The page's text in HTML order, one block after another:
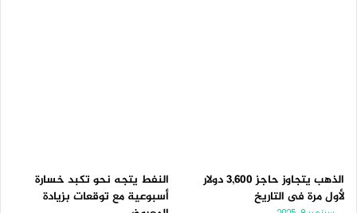
الذهب يتجاوز حاجز 3,600 دولار
لأول مرة فى التاريخ
النفط يتجه نحو تكبد خسارة
أسبوعية مع توقعات بزيادة